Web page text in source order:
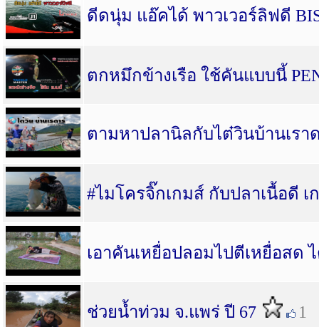
ดีดนุ่ม แอ๊คได้ พาวเวอร์ลิฟดี
ตกหมึกข้างเรือ ใช้คันแบบนี้
ตามหาปลานิลกับไต๋วินบ้านเรา
#ไมโครจิ๊กเกมส์ กับปลาเนื้อดี เ
เอาคันเหยื่อปลอมไปตีเหยื่อสด
ช่วยน้ำท่วม จ.แพร่ ปี 67 1